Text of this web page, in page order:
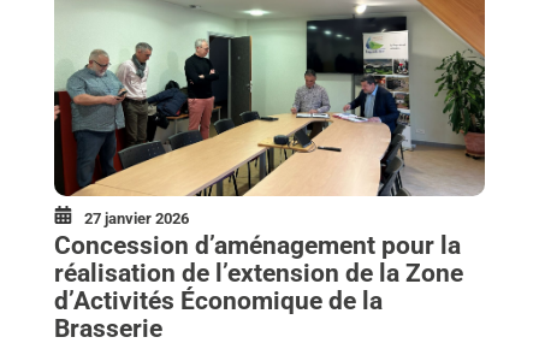
27 janvier 2026
Concession d’aménagement pour la
réalisation de l’extension de la Zone
d’Activités Économique de la
Brasserie